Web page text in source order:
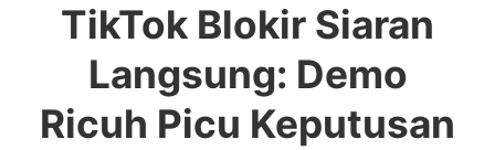
TikTok Blokir Siaran
Langsung: Demo
Ricuh Picu Keputusan